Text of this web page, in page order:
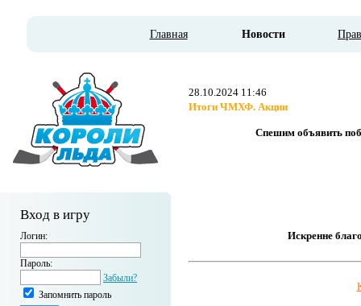
Главная Новости
Вход в игру
Логин:
Пароль:
Забыли?
Запомнить пароль
28.10.2024 11:46
Итоги ЧМХФ. Акции
Спешим объявить
Искренне